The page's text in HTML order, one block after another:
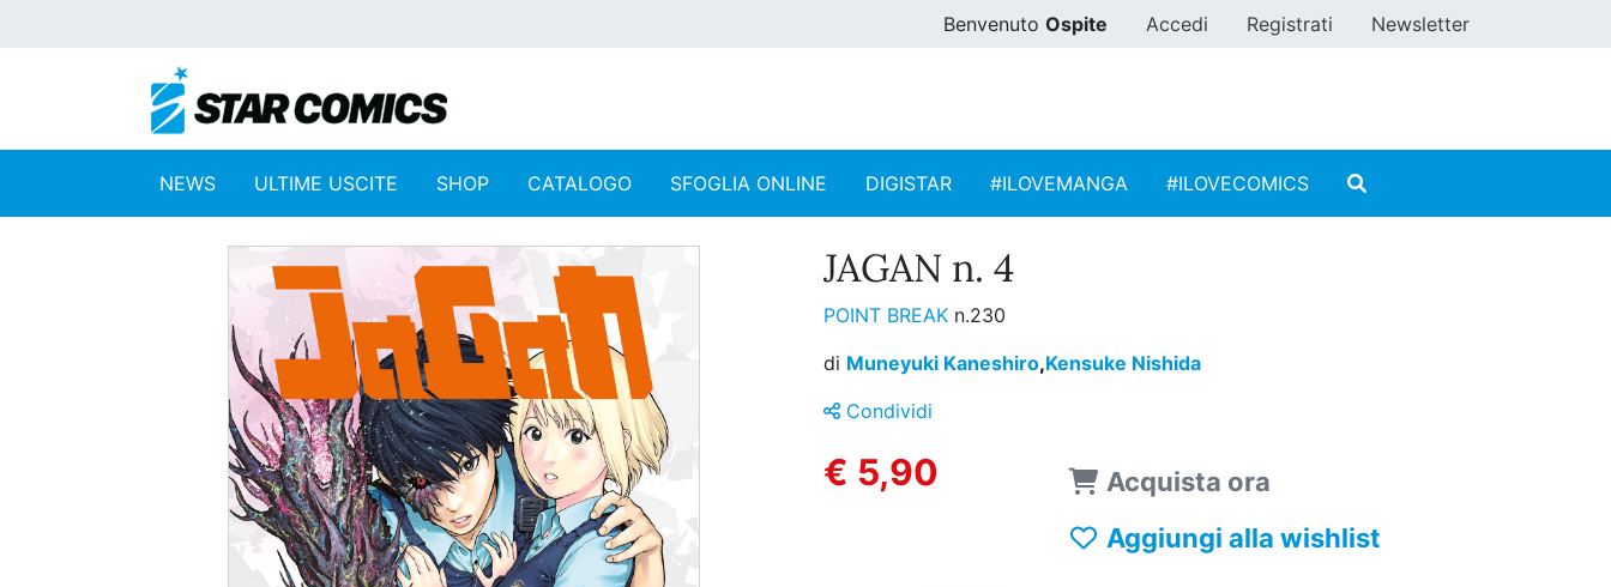
Benvenuto Ospite Accedi Registrati Newsletter
NEWS ULTIME USCITE SHOP CATALOGO SFOGLIA ONLINE DIGISTAR #ILOVEMANGA #ILOVECOMICS
JAGAN n. 4
POINT BREAK n.230
di Muneyuki Kaneshiro,Kensuke Nishida
Condividi
€ 5,90
Acquista ora
Aggiungi alla wishlist